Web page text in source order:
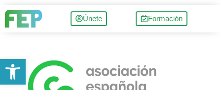
Únete Formación
Abrir barra de herramientas